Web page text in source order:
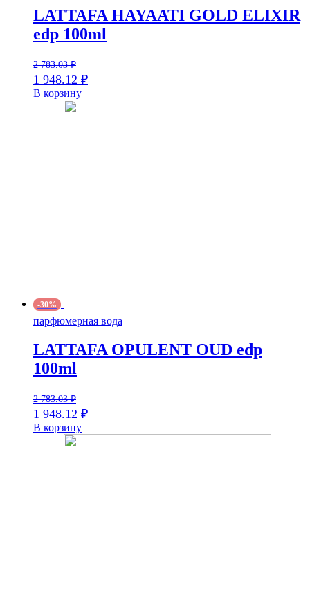
LATTAFA HAYAATI GOLD ELIXIR
edp 100ml
2 783.03₽
1 948.12 ₽
В корзину
-30%
парфюмерная вода
LATTAFA OPULENT OUD edp
100ml
2 783.03₽
1 948.12 ₽
В корзину